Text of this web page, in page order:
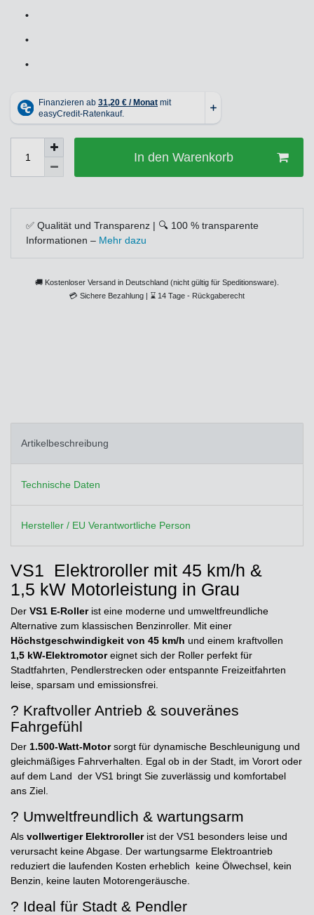
•
•
•
In den Warenkorb
✅ Qualität und Transparenz | 🔍 100 % transparente
Informationen – Mehr dazu
🚚 Kostenloser Versand in Deutschland (nicht gültig für Speditionsware).
💳 Sichere Bezahlung | ⌛ 14 Tage - Rückgaberecht
Artikelbeschreibung
Technische Daten
Hersteller / EU Verantwortliche Person
VS1  Elektroroller mit 45 km/h &
1,5 kW Motorleistung in Grau
Der VS1 E-Rollerist eine moderne und umweltfreundliche
Alternative zum klassischen Benzinroller. Mit einer
Höchstgeschwindigkeit von 45 km/h und einem kraftvollen
1,5 kW-Elektromotoreignet sich der Roller perfekt für
Stadtfahrten, Pendlerstrecken oder entspannte Freizeitfahrten 
leise, sparsam und emissionsfrei.
? Kraftvoller Antrieb & souveränes
Fahrgefühl
Der 1.500-Watt-Motorsorgt für dynamische Beschleunigung und
gleichmäßiges Fahrverhalten. Egal ob in der Stadt, im Vorort oder
auf dem Land  der VS1 bringt Sie zuverlässig und komfortabel
ans Ziel.
? Umweltfreundlich & wartungsarm
Als vollwertiger Elektrorollerist der VS1 besonders leise und
verursacht keine Abgase. Der wartungsarme Elektroantrieb
reduziert die laufenden Kosten erheblich  keine Ölwechsel, kein
Benzin, keine lauten Motorengeräusche.
? Ideal für Stadt & Pendler